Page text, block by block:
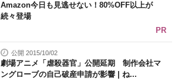
Amazon今日も見逃せない！80%OFF以上が
続々登場
PR
公開 2015/10/02
劇場アニメ「虐殺器官」公開延期 制作会社マ
ングローブの自己破産申請が影響 | ね...